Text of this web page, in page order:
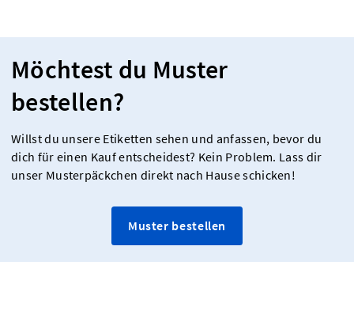
Möchtest du Muster
bestellen?
Willst du unsere Etiketten sehen und anfassen, bevor du
dich für einen Kauf entscheidest? Kein Problem. Lass dir
unser Musterpäckchen direkt nach Hause schicken!
Muster bestellen